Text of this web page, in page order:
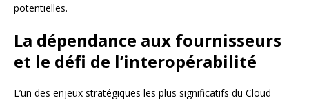
potentielles.
La dépendance aux fournisseurs
et le défi de l’interopérabilité
L’un des enjeux stratégiques les plus significatifs du Cloud